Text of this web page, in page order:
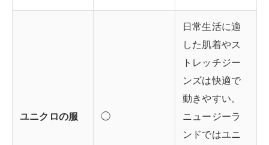
ユニクロの服 ◯
日常生活に適
した肌着やス
トレッチジー
ンズは快適で
動きやすい。
ニュージーラ
ンドではユニ